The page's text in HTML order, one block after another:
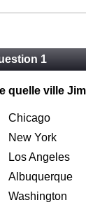
1
quelle ville
Chicago
New York
Los Angeles
Albuquerque
Washington